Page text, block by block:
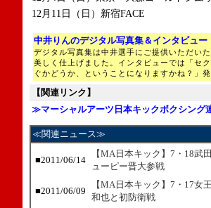
12月11日（日）新宿FACE
中井りんのデジタル写真集＆インタビュー
デジタル写真集は中井選手にご提供いただい
美しく仕上げました。インタビューでは「セ
ぐかどうか、ということになりますかね？」
【関連リンク】
≫マーシャルアーツ日本キックボクシング
≪関連ニュース≫
■2011/06/14
【MA日本キック】7・18武
ューピー晋大参戦
■2011/06/09
【MA日本キック】7・17女
和也と初防衛戦